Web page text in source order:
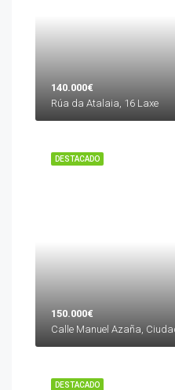
140.000€
Rúa da Atalaia, 16 Laxe
DESTACADO
150.000€
DESTACADO